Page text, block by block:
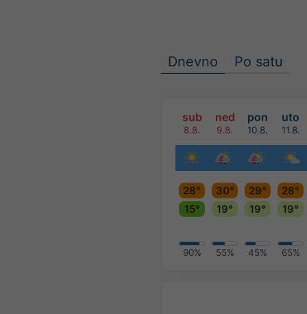
Dnevno Po satu
sub ned pon uto
8.8. 9.8. 10.8. 11.8.
28° 30° 29°
28°
15°
19° 19° 19°
90% 55% 45% 65%